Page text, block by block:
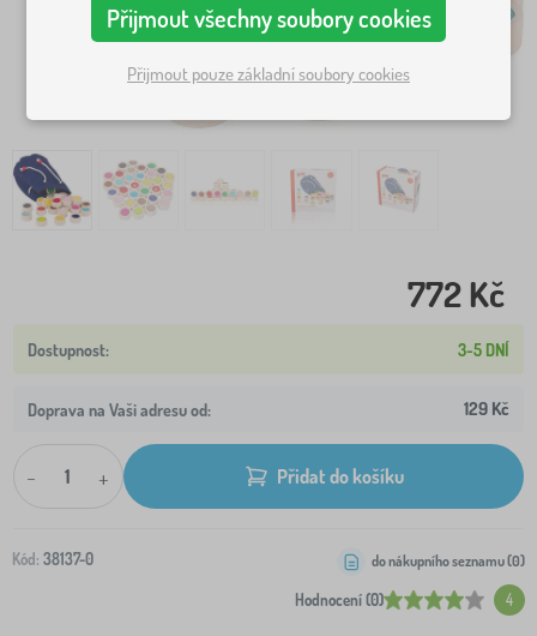
772 Kč
3-5 DNÍ
Doprava na Vaši adresu od: 129 Kč
- + Přidat do košíku
Kód: 38137-0
Hodnocení (0) 4
do nákupního seznamu (0)
Přijmout všechny soubory cookies
Přijmout pouze základní soubory cookies